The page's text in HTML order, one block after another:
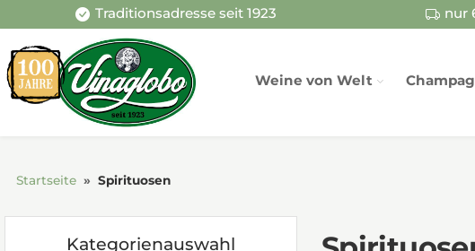
Traditionsadresse seit 1923 nur
Weine von Welt
Startseite Spirituosen
Kategorienauswahl